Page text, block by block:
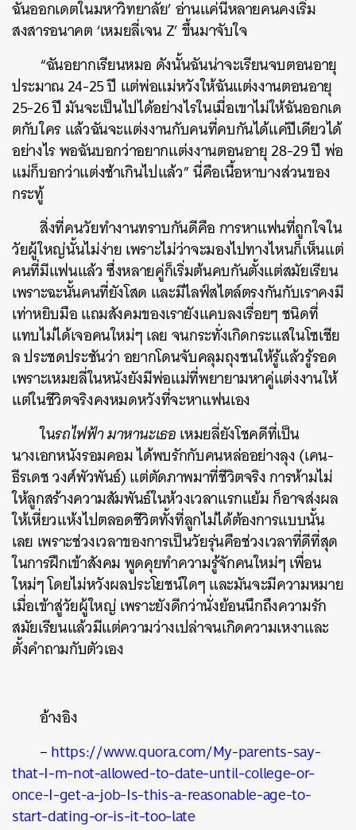
ฉันออกเดตในมหาวิทยาลัย’ อ่านแค่นี้หลายคนคงเริ่ม
สงสารอนาคต ‘เหมยลี่เจน Z’ ขึ้นมาจับใจ
“ฉันอยากเรียนหมอ ดังนั้นฉันน่าจะเรียนจบตอนอายุ
ประมาณ 24-25 ปี แต่พ่อแม่หวังให้ฉันแต่งงานตอนอายุ
25-26 ปี มันจะเป็นไปได้อย่างไรในเมื่อเขาไม่ให้ฉันออกเด
ตกับใคร แล้วฉันจะแต่งงานกับคนที่คบกันได้แค่ปีเดียวได้
อย่างไร พอฉันบอกว่าอยากแต่งงานตอนอายุ 28-29 ปี พ่อ
แม่ก็บอกว่าแต่งช้าเกินไปแล้ว” นี่คือเนื้อหาบางส่วนของ
กระทู้
สิ่งที่คนวัยทำงานทราบกันดีคือ การหาแฟนที่ถูกใจใน
วัยผู้ใหญ่นั้นไม่ง่าย เพราะไม่ว่าจะมองไปทางไหนก็เห็นแต่
คนที่มีแฟนแล้ว ซึ่งหลายคู่ก็เริ่มต้นคบกันตั้งแต่สมัยเรียน
เพราะฉะนั้นคนที่ยังโสด และมีไลฟ์สไตล์ตรงกันกับเราคงมี
เท่าหยิบมือ แถมสังคมของเรายังแคบลงเรื่อยๆ ชนิดที่
แทบไม่ได้เจอคนใหม่ๆ เลย จนกระทั่งเกิดกระแสในโซเชีย
ลประชดประชันว่า อยากโดนจับคลุมถุงชนให้รู้แล้วรู้รอด
เพราะเหมยลี่ในหนังยังมีพ่อแม่ที่พยายามหาคู่แต่งงานให้
แต่ในชีวิตจริงคงหมดหวังที่จะหาแฟนเอง
ในรถไฟฟ้า มาหานะเธอเหมยลี่ยังโชคดีที่เป็น
นางเอกหนังรอมคอม ได้พบรักกับคนหล่ออย่างลุง (เคน-
ธีรเดช วงศ์พัวพันธ์) แต่ตัดภาพมาที่ชีวิตจริง การห้ามไม่
ให้ลูกสร้างความสัมพันธ์ในห้วงเวลาแรกแย้ม ก็อาจส่งผล
ให้เหี่ยวแห้งไปตลอดชีวิตทั้งที่ลูกไม่ได้ต้องการแบบนั้น
เลย เพราะช่วงเวลาของการเป็นวัยรุ่นคือช่วงเวลาที่ดีที่สุด
ในการฝึกเข้าสังคม พูดคุยทำความรู้จักคนใหม่ๆ เพื่อน
ใหม่ๆ โดยไม่หวังผลประโยชน์ใดๆ และมันจะมีความหมาย
เมื่อเข้าสู่วัยผู้ใหญ่ เพราะยังดีกว่านั่งย้อนนึกถึงความรัก
สมัยเรียนแล้วมีแต่ความว่างเปล่าจนเกิดความเหงาและ
ตั้งคำถามกับตัวเอง
อ้างอิง
–https://www.quora.com/My-parents-say-
that-I-m-not-allowed-to-date-until-college-or-
once-I-get-a-job-Is-this-a-reasonable-age-to-
start-dating-or-is-it-too-late
SHARE TWEET LINE EMAIL